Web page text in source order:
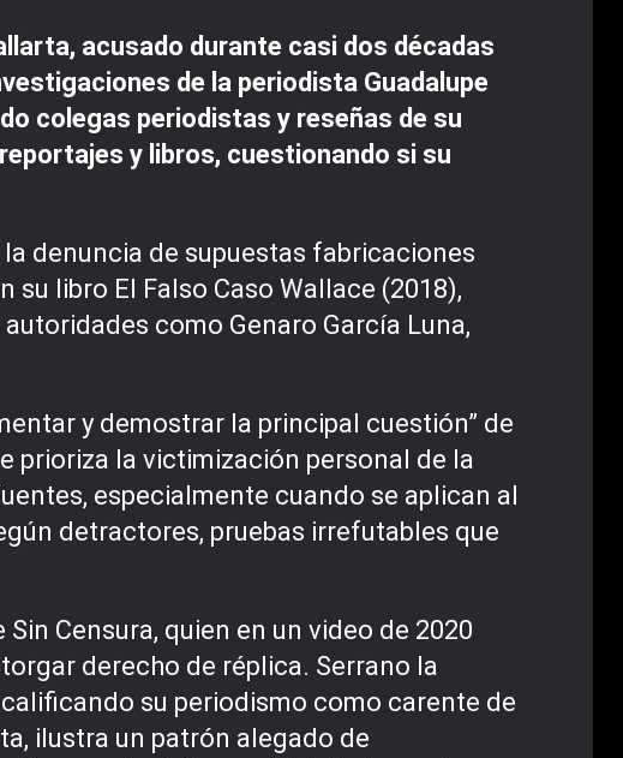
acusado durante casi dos décadas
de la periodista Guadalupe
colegas periodistas y reseñas de su
y libros, cuestionando si su
denuncia de supuestas fabricaciones
su libro El Falso Caso Wallace (2018),
como Genaro García Luna,
y demostrar la principal cuestión” de
prioriza la victimización personal de la
especialmente cuando se aplican al
detractores, pruebas irrefutables que
Censura, quien en un video de 2020
derecho de réplica. Serrano la
su periodismo como carente de
ilustra un patrón alegado de